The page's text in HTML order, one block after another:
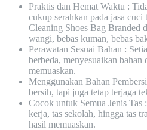
Praktis dan Hemat Waktu :
cukup serahkan pada jasa
Cleaning Shoes Bag Branded
wangi, bebas kuman, bebas
Perawatan Sesuai Bahan :
berbeda, menyesuaikan bahan
memuaskan.
Menggunakan Bahan
bersih, tapi juga tetap terjaga
Cocok untuk Semua Jenis Tas
kerja, tas sekolah, hingga tas
hasil memuaskan.